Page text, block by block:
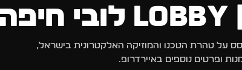
על טהרת הטכנו והמוזיקה האלקטרונית בישראל,
ופרטים נוספים באיירדרופ.